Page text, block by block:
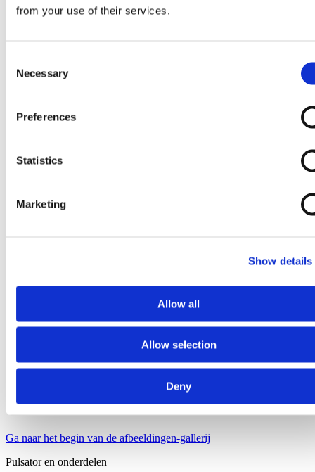
from your use of their services.
Selection
Necessary
Preferences
Statistics
Marketing
Show details
Allow all
Allow selection
Deny
Home
Ga naar het einde van de afbeeldingen-gallerij
Ga naar het begin van de afbeeldingen-gallerij
Pulsator en onderdelen